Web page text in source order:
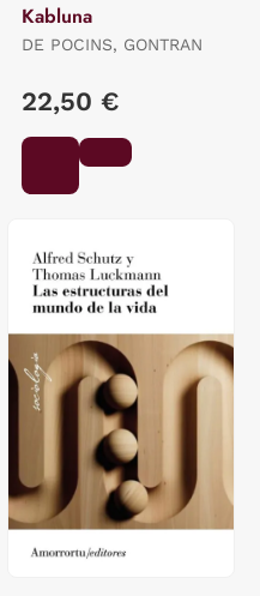
Kabluna
DE POCINS, GONTRAN
22,50 €